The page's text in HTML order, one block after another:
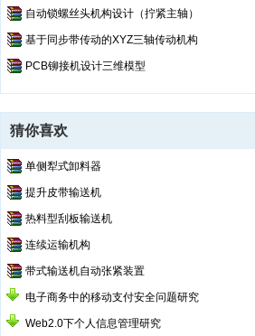
自动锁螺丝头机构设计（拧紧主轴）
基于同步带传动的XYZ三轴传动机构
PCB铆接机设计三维模型
猜你喜欢
单侧犁式卸料器
提升皮带输送机
热料型刮板输送机
连续运输机构
带式输送机自动张紧装置
电子商务中的移动支付安全问题研究
Web2.0下个人信息管理研究